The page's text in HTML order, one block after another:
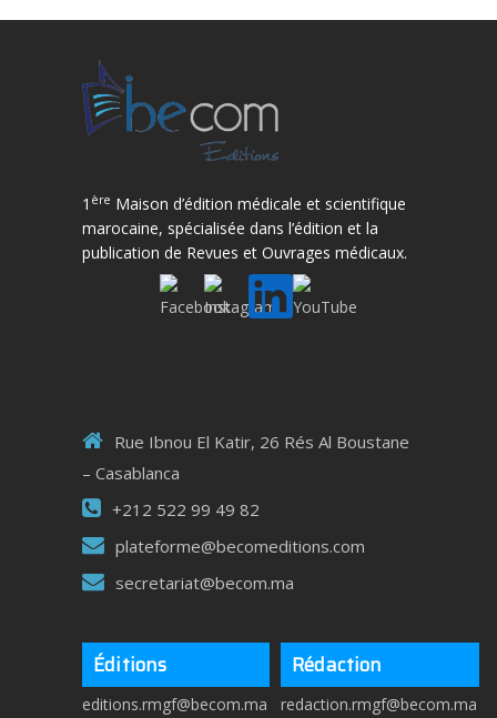
1 ère Maison d’édition médicale et scientifique
marocaine, spécialisée dans l’édition et la
publication de Revues et Ouvrages médicaux.
Rue Ibnou El Katir, 26 Rés Al Boustane
– Casablanca
+212 522 99 49 82
plateforme@becomeditions.com
secretariat@becom.ma
Éditions
editions.rmgf@becom.ma
Rédaction
redaction.rmgf@becom.ma